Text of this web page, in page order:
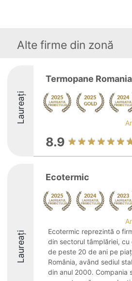
Alte firme din zonă
Laureați
Termopane Romania
8.9
Laureați
Ecotermic
Ecotermic reprezintă o
din sectorul tâmplăriei,
de peste 20 de ani pe
România, având sediul
din anul 2000. Compania